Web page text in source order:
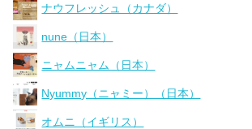
ナウフレッシュ（カナダ）
nune（日本）
ニャムニャム（日本）
Nyummy（ニャミー）（日本）
オムニ（イギリス）